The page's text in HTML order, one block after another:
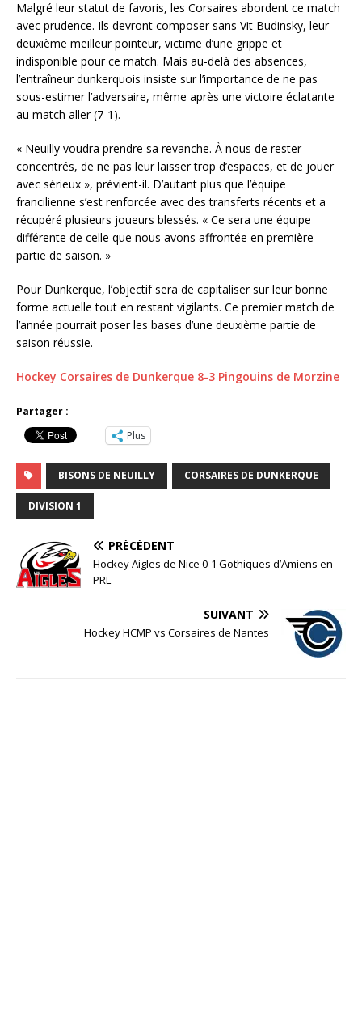
Malgré leur statut de favoris, les Corsaires abordent ce match
avec prudence. Ils devront composer sans Vit Budinsky, leur
deuxième meilleur pointeur, victime d’une grippe et
indisponible pour ce match. Mais au-delà des absences,
l’entraîneur dunkerquois insiste sur l’importance de ne pas
sous-estimer l’adversaire, même après une victoire éclatante
au match aller (7-1).
« Neuilly voudra prendre sa revanche. À nous de rester
concentrés, de ne pas leur laisser trop d’espaces, et de jouer
avec sérieux », prévient-il. D’autant plus que l’équipe
francilienne s’est renforcée avec des transferts récents et a
récupéré plusieurs joueurs blessés. « Ce sera une équipe
différente de celle que nous avons affrontée en première
partie de saison. »
Pour Dunkerque, l’objectif sera de capitaliser sur leur bonne
forme actuelle tout en restant vigilants. Ce premier match de
l’année pourrait poser les bases d’une deuxième partie de
saison réussie.
Hockey Corsaires de Dunkerque 8-3 Pingouins de Morzine
Partager :
Plus
BISONS DE NEUILLY CORSAIRES DE DUNKERQUE
DIVISION 1
PRÉCÉDENT
Hockey Aigles de Nice 0-1 Gothiques d’Amiens en
PRL
SUIVANT
Hockey HCMP vs Corsaires de Nantes